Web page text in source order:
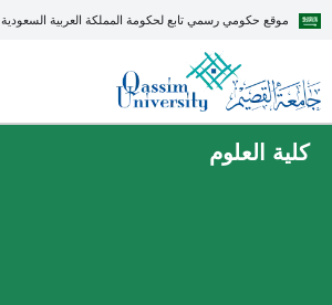
موقع حكومي رسمي تابع لحكومة المملكة العربية السعودية
كلية العلوم